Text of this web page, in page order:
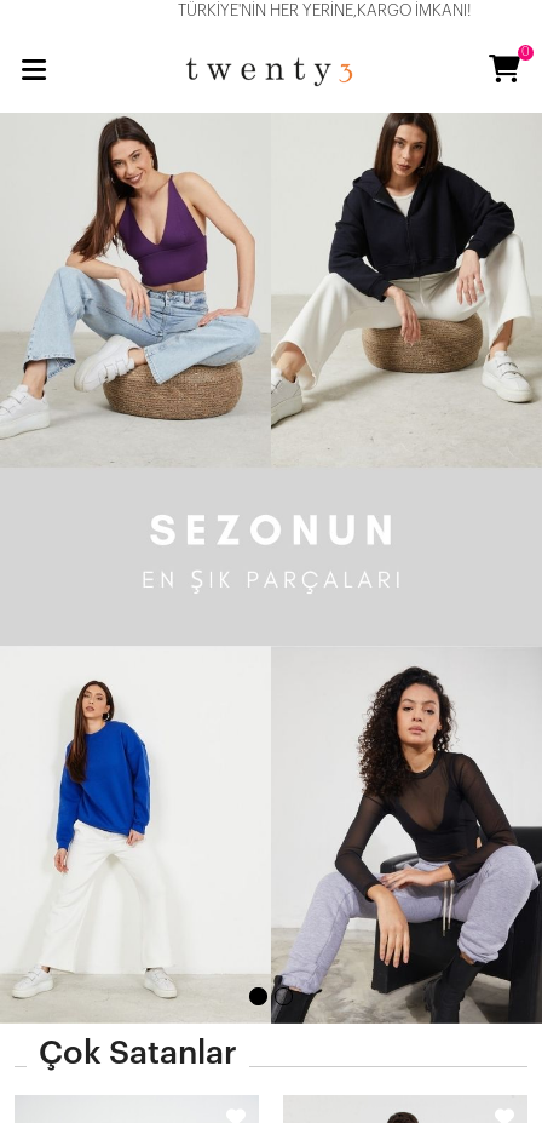
TÜRKİYE'NİN HER YERİNE,KARGO İMKANI!
0
Çok Satanlar